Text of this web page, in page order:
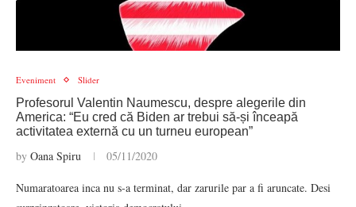
Eveniment Slider
Profesorul Valentin Naumescu, despre alegerile din
America: “Eu cred că Biden ar trebui să-și înceapă
activitatea externă cu un turneu european”
by Oana Spiru 05/11/2020
Numaratoarea inca nu s-a terminat, dar zarurile par a fi aruncate. Desi